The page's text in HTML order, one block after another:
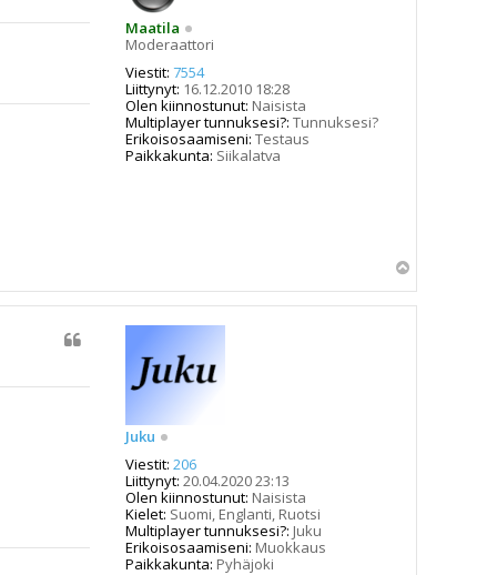
Maatila
Moderaattori
Viestit: 7554
Liittynyt: 16.12.2010 18:28
Olen kiinnostunut: Naisista
Multiplayer tunnuksesi?: Tunnuksesi?
Erikoisosaamiseni: Testaus
Paikkakunta: Siikalatva
ö
Juku
Viestit: 206
Liittynyt: 20.04.2020 23:13
Olen kiinnostunut: Naisista
Kielet: Suomi, Englanti, Ruotsi
Multiplayer tunnuksesi?: Juku
Erikoisosaamiseni: Muokkaus
Paikkakunta: Pyhäjoki